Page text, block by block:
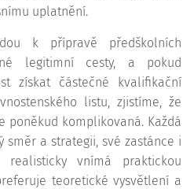
uplatnění.
k přípravě předškolních
legitimní cesty, a pokud
získat částečné kvalifikační
listu, zjistíme, že
poněkud komplikovaná. Každá
směr a strategii, své zastánce i
realisticky vnímá praktickou
teoretické vysvětlení a